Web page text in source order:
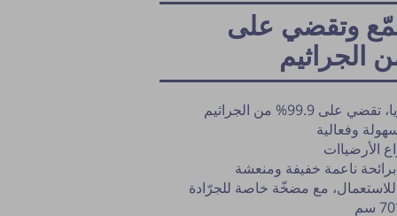
وتقضي على
99.9% من الجراثيم
وفعالية
الأرضياات
ناعمة خفيفة ومنعشة
مع مضخّة خاصة للجرّادة